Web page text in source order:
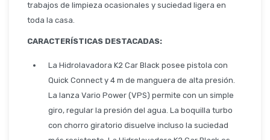
trabajos de limpieza ocasionales y suciedad ligera en
toda la casa.
CARACTERÍSTICAS DESTACADAS:
La Hidrolavadora K2 Car Black posee pistola con
Quick Connect y 4 m de manguera de alta presión.
La lanza Vario Power (VPS) permite con un simple
giro, regular la presión del agua. La boquilla turbo
con chorro giratorio disuelve incluso la suciedad